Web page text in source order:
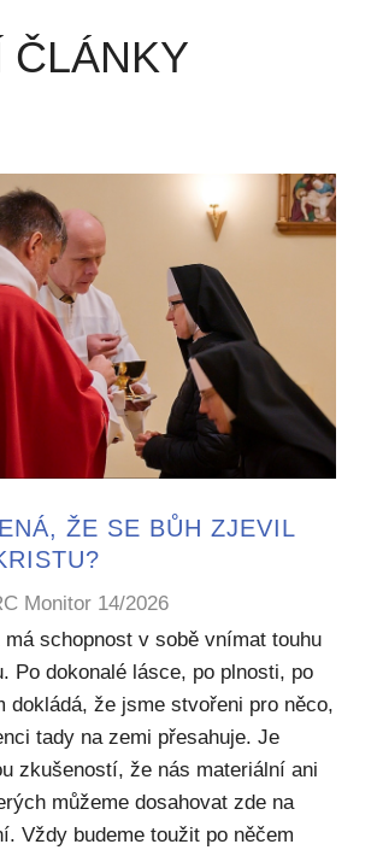
ČLÁNKY
ŽE SE BŮH ZJEVIL
Monitor 14/2026
má schopnost v sobě vnímat touhu
Po dokonalé lásce, po plnosti, po
dokládá, že jsme stvořeni pro něco,
tady na zemi přesahuje. Je
zkušeností, že nás materiální ani
můžeme dosahovat zde na
Vždy budeme toužit po něčem